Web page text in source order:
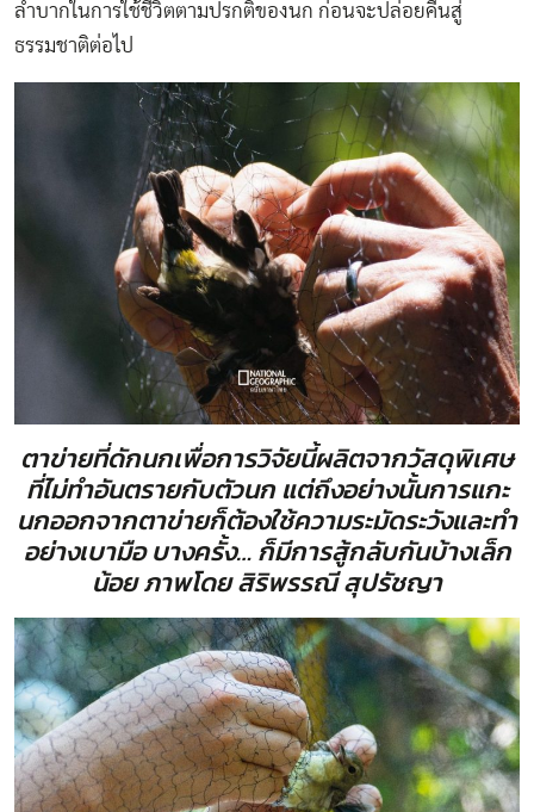
ลำบากในการใช้ชีวิตตามปรกติของนก ก่อนจะปล่อยคืนสู่
ธรรมชาติต่อไป
ตาข่ายที่ดักนกเพื่อการวิจัยนี้ผลิตจากวัสดุพิเศษ
ที่ไม่ทำอันตรายกับตัวนก แต่ถึงอย่างนั้นการแกะ
นกออกจากตาข่ายก็ต้องใช้ความระมัดระวังและทำ
อย่างเบามือ บางครั้ง… ก็มีการสู้กลับกันบ้างเล็ก
น้อย ภาพโดย สิริพรรณี สุปรัชญา